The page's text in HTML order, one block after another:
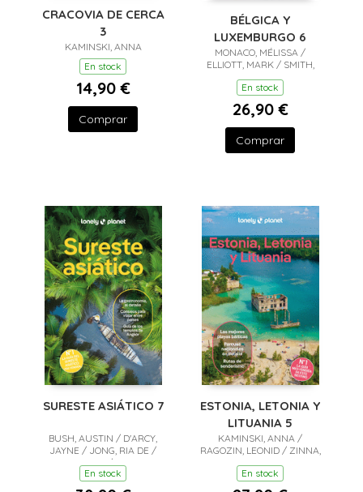
CRACOVIA DE CERCA
3
KAMINSKI, ANNA
En stock
14,90 €
Comprar
BÉLGICA Y
LUXEMBURGO 6
MONACO, MÉLISSA /
ELLIOTT, MARK / SMITH,
En stock
26,90 €
Comprar
SURESTE ASIÁTICO 7
BUSH, AUSTIN / D'ARCY,
JAYNE / JONG, RIA DE /
EIMER, DAVID / EVELEIGH,
MARK / FERRARESE,
En stock
ESTONIA, LETONIA Y
LITUANIA 5
KAMINSKI, ANNA /
RAGOZIN, LEONID / ZINNA,
En stock